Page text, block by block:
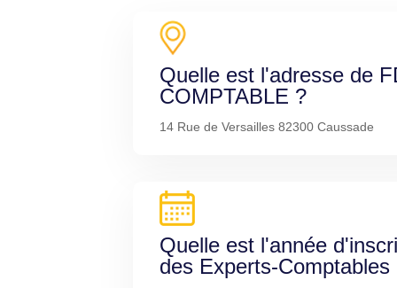
Quelle est l'adresse de
COMPTABLE ?
14 Rue de Versailles 82300 Caussade
Quelle est l'année
des Experts-Comptables